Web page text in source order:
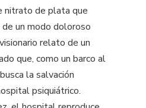
nitrato de plata que
un modo doloroso
relato de un
que, como un barco al
la salvación
psiquiátrico.